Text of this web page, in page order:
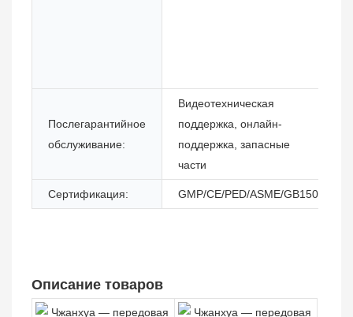
Послегарантийное
обслуживание:
Видеотехническая
поддержка, онлайн-
поддержка, запасные
части
Сертификация: GMP/CE/PED/ASME/GB150
Описание товаров